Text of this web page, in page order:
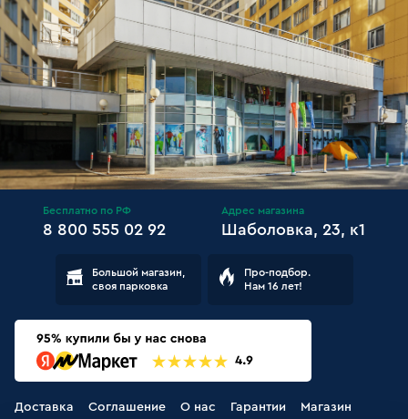
Бесплатно по РФ
8 800 555 02 92
Адрес магазина
Шаболовка, 23, к1
Большой магазин,
своя парковка
Про-подбор.
Нам 16 лет!
Доставка Соглашение О нас Гарантии Магазин